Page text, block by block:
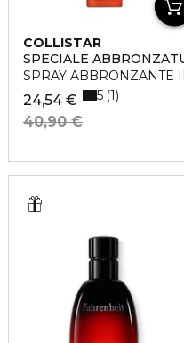
COLLISTAR
SPECIALE
SPRAY ABBRONZANTE
24,54 €
40,90 €
5 1